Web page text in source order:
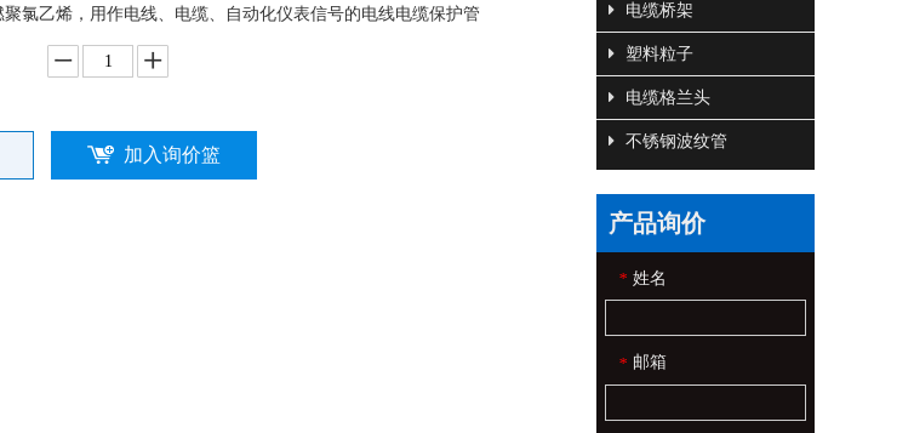
聚氯乙烯，用作电线、电缆、自动化仪表信号的电线电缆保护管
加入询价篮
电缆桥架
塑料粒子
电缆格兰头
不锈钢波纹管
产品询价
* 姓名
* 邮箱